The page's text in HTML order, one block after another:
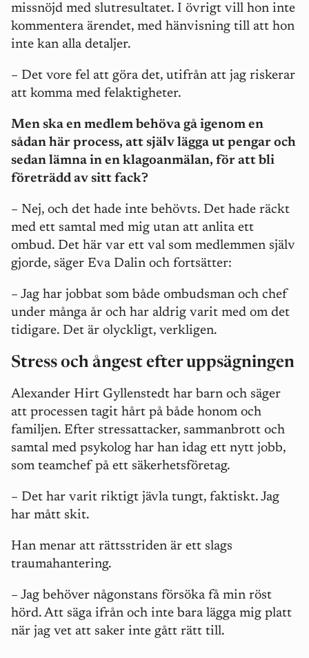
missnöjd med slutresultatet. I övrigt vill hon inte
kommentera ärendet, med hänvisning till att hon
inte kan alla detaljer.
– Det vore fel att göra det, utifrån att jag riskerar
att komma med felaktigheter.
Men ska en medlem behöva gå igenom en
sådan här process, att själv lägga ut pengar och
sedan lämna in en klagoanmälan, för att bli
företrädd av sitt fack?
– Nej, och det hade inte behövts. Det hade räckt
med ett samtal med mig utan att anlita ett
ombud. Det här var ett val som medlemmen själv
gjorde, säger Eva Dalin och fortsätter:
– Jag har jobbat som både ombudsman och chef
under många år och har aldrig varit med om det
tidigare. Det är olyckligt, verkligen.
Stress och ångest efter uppsägningen
Alexander Hirt Gyllenstedt har barn och säger
att processen tagit hårt på både honom och
familjen. Efter stressattacker, sammanbrott och
samtal med psykolog har han idag ett nytt jobb,
som teamchef på ett säkerhetsföretag.
– Det har varit riktigt jävla tungt, faktiskt. Jag
har mått skit.
Han menar att rättsstriden är ett slags
traumahantering.
– Jag behöver någonstans försöka få min röst
hörd. Att säga ifrån och inte bara lägga mig platt
när jag vet att saker inte gått rätt till.